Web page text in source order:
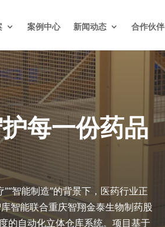
案例中心 新闻动态 合作伙伴
每一份药品
智能制造”的背景下，医药行业正
智能联合重庆智翔金泰生物制药股
的自动化立体仓库系统。项目基于